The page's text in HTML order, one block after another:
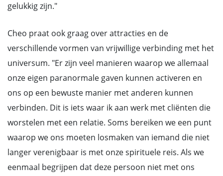
gelukkig zijn."
Cheo praat ook graag over attracties en de
verschillende vormen van vrijwillige verbinding met het
universum. "Er zijn veel manieren waarop we allemaal
onze eigen paranormale gaven kunnen activeren en
ons op een bewuste manier met anderen kunnen
verbinden. Dit is iets waar ik aan werk met cliënten die
worstelen met een relatie. Soms bereiken we een punt
waarop we ons moeten losmaken van iemand die niet
langer verenigbaar is met onze spirituele reis. Als we
eenmaal begrijpen dat deze persoon niet met ons